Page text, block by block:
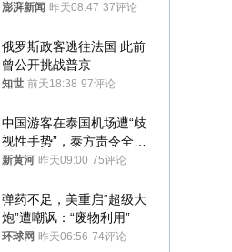
澎湃新闻 昨天08:47 37评论
俄罗斯政客逃往法国 此前
曾公开挑战普京
知世 前天18:38 97评论
中国游客在泰国机场遭“歧
视性手势”，泰方责令全面
调查，对责任人采取最严厉
新黄河 昨天09:00 75评论
弹药不足，美重启“超级大
炮”遭嘲讽：“废物利用”
环球网 昨天06:56 74评论